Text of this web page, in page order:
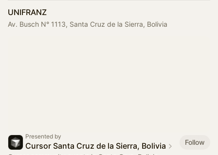
UNIFRANZ
Av. Busch N° 1113, Santa Cruz de la Sierra, Bolivia
Presented by
Cursor Santa Cruz de la Sierra, Bolivia
Follow